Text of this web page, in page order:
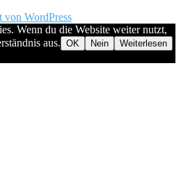
von WordPress
Wenn du die Website weiter nutzt,
aus. OK Nein Weiterlesen